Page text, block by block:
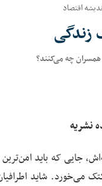
اقتصاد
چه می‌کنند؟
نشریه
جایی که باید
می‌خورد. شاید